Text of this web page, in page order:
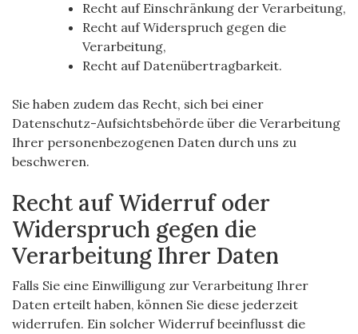
Recht auf Einschränkung der Verarbeitung,
Recht auf Widerspruch gegen die
Verarbeitung,
Recht auf Datenübertragbarkeit.
Sie haben zudem das Recht, sich bei einer
Datenschutz-Aufsichtsbehörde über die Verarbeitung
Ihrer personenbezogenen Daten durch uns zu
beschweren.
Recht auf Widerruf oder
Widerspruch gegen die
Verarbeitung Ihrer Daten
Falls Sie eine Einwilligung zur Verarbeitung Ihrer
Daten erteilt haben, können Sie diese jederzeit
widerrufen. Ein solcher Widerruf beeinflusst die